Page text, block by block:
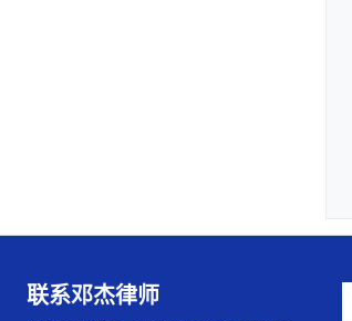
联系邓杰律师